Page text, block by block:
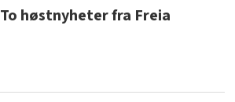
To høstnyheter fra Freia